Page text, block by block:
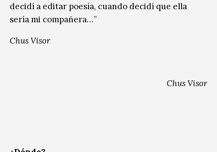
decidí a editar poesía, cuando decidí que ella
sería mi compañera…”
Chus Visor
Chus Visor